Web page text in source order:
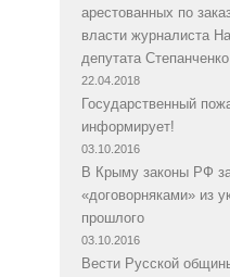
арестованных по
власти журналиста
депутата Степанченко
22.04.2018
Государственный
информирует!
03.10.2016
В Крыму законы РФ
«договорняками» из
прошлого
03.10.2016
Вести Русской